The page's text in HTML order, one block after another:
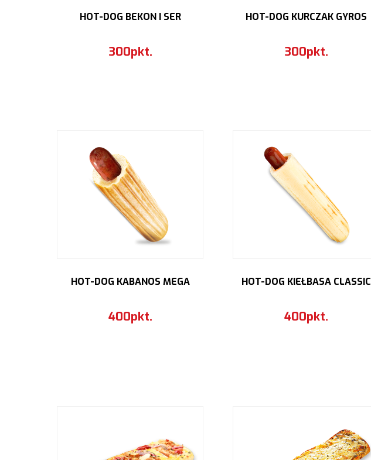
HOT-DOG BEKON I SER
300pkt.
HOT-DOG KURCZAK GYROS
300pkt.
HOT-DOG KABANOS MEGA
400pkt.
HOT-DOG KIEŁBASA CLASSIC
400pkt.